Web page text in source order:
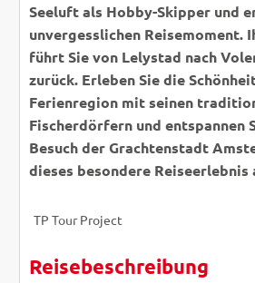
Seeluft als Hobby-Skipper und
unvergesslichen Reisemoment.
führt Sie von Lelystad nach
zurück. Erleben Sie die
Ferienregion mit seinen
Fischerdörfern und entspannen
Besuch der Grachtenstadt
dieses besondere Reiseerlebnis
ZURÜCK
TP Tour Project
Reisebeschreibung